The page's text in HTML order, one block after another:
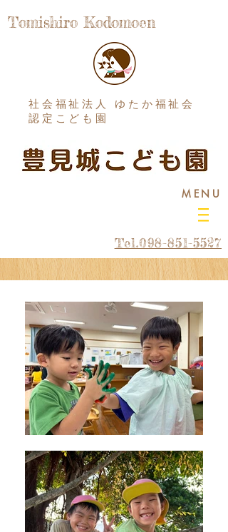
Tomishiro Kodomoen
社会福祉法人 ゆたか福祉会
認定こども園
MENU
Tel.098-851-5527